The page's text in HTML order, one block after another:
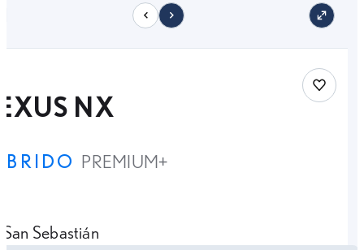
NX
PREMIUM+
Save car
San Sebastián